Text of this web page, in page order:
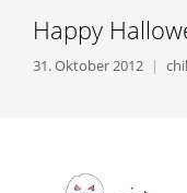
Happy
31. Oktober 2012